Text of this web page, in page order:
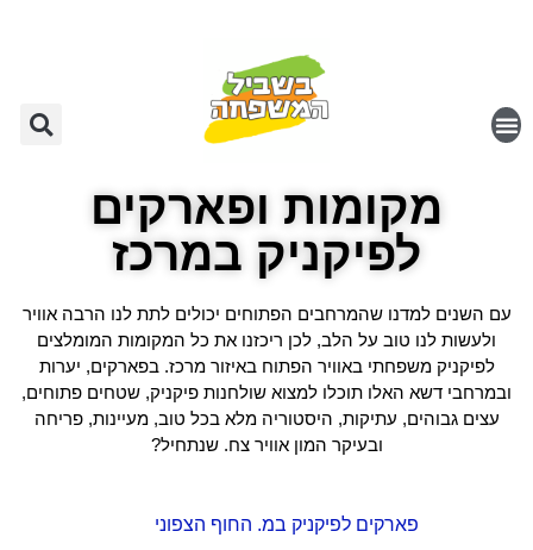
מקומות ופארקים
לפיקניק במרכז
עם השנים למדנו שהמרחבים הפתוחים יכולים לתת לנו הרבה אוויר
ולעשות לנו טוב על הלב, לכן ריכזנו את כל המקומות המומלצים
לפיקניק משפחתי באוויר הפתוח באיזור מרכז. בפארקים, יערות
ובמרחבי דשא האלו תוכלו למצוא שולחנות פיקניק, שטחים פתוחים,
עצים גבוהים, עתיקות, היסטוריה מלא בכל טוב, מעיינות, פריחה
ובעיקר המון אוויר צח. שנתחיל?
פארקים לפיקניק במ. החוף הצפוני